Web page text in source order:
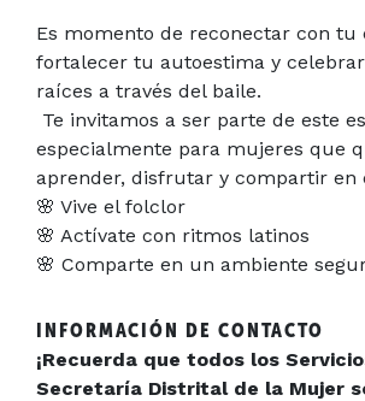
Es momento de reconectar con tu
fortalecer tu autoestima y
raíces a través del baile.
Te invitamos a ser parte de este
especialmente para mujeres que
aprender, disfrutar y compartir en
🌸 Vive el folclor
🌸 Actívate con ritmos latinos
🌸 Comparte en un ambiente
INFORMACIÓN DE CONTACTO
¡Recuerda que todos los
Secretaría Distrital de la Mujer